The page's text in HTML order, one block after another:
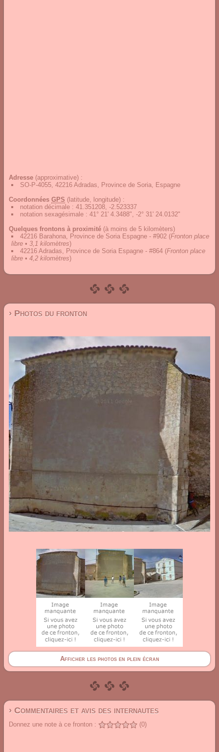
Adresse (approximative) :
SO-P-4055, 42216 Adradas, Province de Soria, Espagne
Coordonnées GPS (latitude, longitude) :
notation décimale : 41.351208, -2.523337
notation sexagésimale : 41° 21' 4.3488", -2° 31' 24.0132"
Quelques frontons à proximité (à moins de 5 kilomèters)
42216 Barahona, Province de Soria Espagne - #902 (Fronton place
libre • 3,1 kilomètres)
42216 Adradas, Province de Soria Espagne - #864 (Fronton place
libre • 4,2 kilomètres)
› Photos du fronton
Afficher les photos en plein écran
› Commentaires et avis des internautes
Donnez une note à ce fronton : (0)